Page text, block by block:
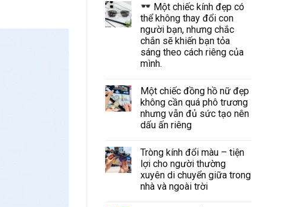
Một chiếc kính đẹp có
thể không thay đổi con
người bạn, nhưng chắc
chắn sẽ khiến bạn tỏa
sáng theo cách riêng của
mình.
Một chiếc đồng hồ nữ đẹp
không cần quá phô trương
nhưng vẫn đủ sức tạo nên
dấu ấn riêng
Tròng kính đổi màu – tiện
lợi cho người thường
xuyên di chuyển giữa trong
nhà và ngoài trời